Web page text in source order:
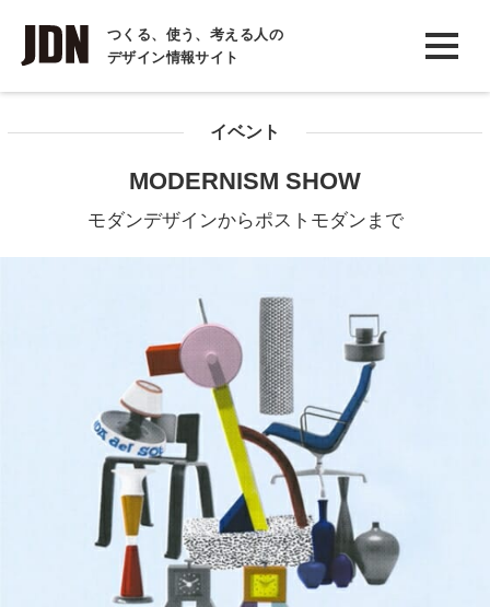
つくる、使う、考える人の
デザイン情報サイト
INTERVIEW
インタビュー
COLUMN
イベント
MODERNISM SHOW
モダンデザインからポストモダンまで